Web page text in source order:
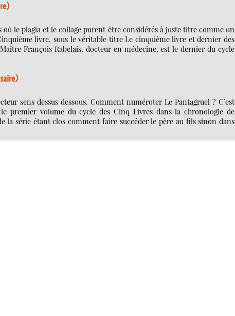
où le plagia et le collage purent être considérés à juste titre comme un
livre, sous le véritable titre Le cinquième livre et dernier des
François Rabelais, docteur en médecine, est le dernier du cycle
sens dessus dessous. Comment numéroter Le Pantagruel ? C’est
premier volume du cycle des Cinq Livres dans la chronologie de
la série étant clos comment faire succéder le père au fils sinon dans